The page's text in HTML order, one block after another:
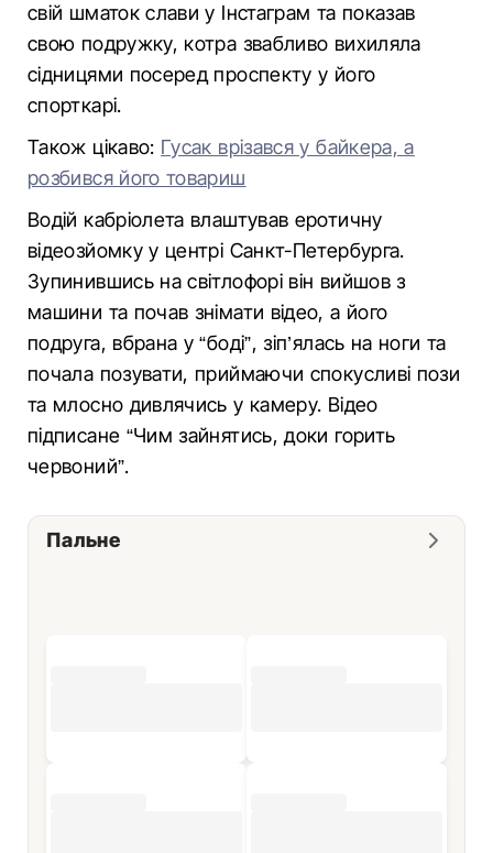
свій шматок слави у Інстаграм та показав
свою подружку, котра звабливо вихиляла
сідницями посеред проспекту у його
спорткарі.
Також цікаво: Гусак врізався у байкера, а
розбився його товариш
Водій кабріолета влаштував еротичну
відеозйомку у центрі Санкт-Петербурга.
Зупинившись на світлофорі він вийшов з
машини та почав знімати відео, а його
подруга, вбрана у “боді”, зіп’ялась на ноги та
почала позувати, приймаючи спокусливі пози
та млосно дивлячись у камеру. Відео
підписане “Чим зайнятись, доки горить
червоний”.
Пальне